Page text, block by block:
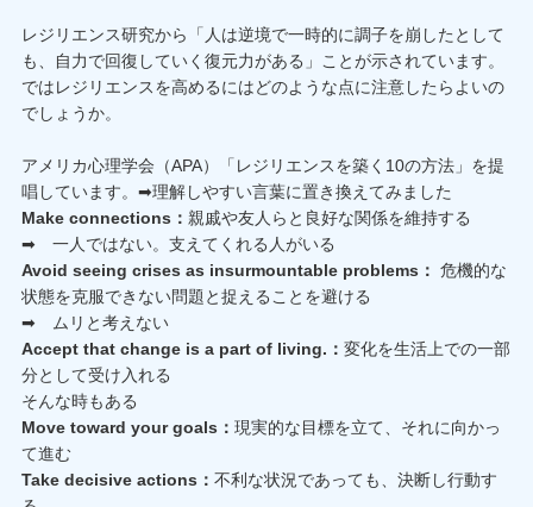
レジリエンス研究から「人は逆境で一時的に調子を崩したとして
も、自力で回復していく復元力がある」ことが示されています。
ではレジリエンスを高めるにはどのような点に注意したらよいの
でしょうか。
アメリカ心理学会（APA）「レジリエンスを築く10の方法」を提
唱しています。➡理解しやすい言葉に置き換えてみました
Make connections： 親戚や友人らと良好な関係を維持する
➡ 一人ではない。支えてくれる人がいる
Avoid seeing crises as insurmountable problems： 危機的な
状態を克服できない問題と捉えることを避ける
➡ ムリと考えない
Accept that change is a part of living.： 変化を生活上での一部
分として受け入れる
そんな時もある
Move toward your goals： 現実的な目標を立て、それに向かっ
て進む
Take decisive actions： 不利な状況であっても、決断し行動す